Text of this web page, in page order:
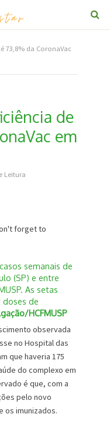
73,8% da CoronaVac
de
em
Leitura
forget to
semanais de
(SP) e entre
As setas
doses de
HCFMUSP
observada
no Hospital das
que haveria 175
do complexo em
é que, com a
pelo novo
os imunizados.